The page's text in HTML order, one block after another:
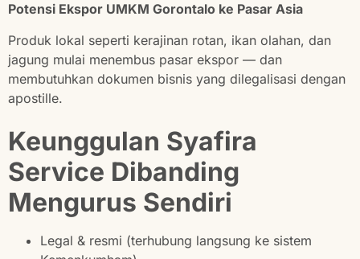
Potensi Ekspor UMKM Gorontalo ke Pasar Asia
Produk lokal seperti kerajinan rotan, ikan olahan, dan
jagung mulai menembus pasar ekspor — dan
membutuhkan dokumen bisnis yang dilegalisasi dengan
apostille.
Keunggulan Syafira
Service Dibanding
Mengurus Sendiri
Legal & resmi (terhubung langsung ke sistem